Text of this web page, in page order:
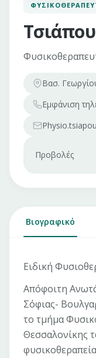
Βασ.
Εμφάνιση
Προβολές
Βιογραφικό
Ειδική
Απόφοιτη
Σόφιας-
το τμήμα
Θεσσαλονίκης